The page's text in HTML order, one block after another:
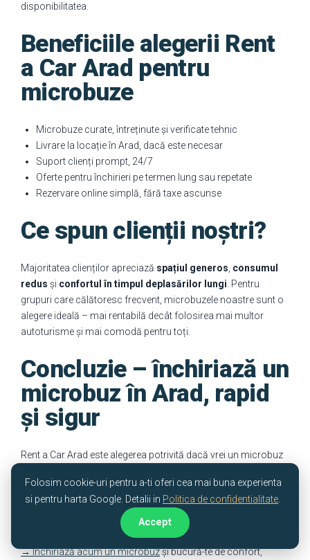
disponibilitatea.
Beneficiile alegerii Rent
a Car Arad pentru
microbuze
Microbuze curate, întreținute și verificate tehnic
Livrare la locație în Arad, dacă este necesar
Suport clienți prompt, 24/7
Oferte pentru închirieri pe termen lung sau repetate
Rezervare online simplă, fără taxe ascunse
Ce spun clienții noștri?
Majoritatea clienților apreciază spațiul generos consumul
redus și confortul în timpul deplasărilor lungi . Pentru
grupuri care călătoresc frecvent, microbuzele noastre sunt o
alegere ideală – mai rentabilă decât folosirea mai multor
autoturisme și mai comodă pentru toți.
Concluzie – închiriază un
microbuz în Arad, rapid
și sigur
Rent a Car Arad este alegerea potrivită dacă vrei un microbuz
rapide și suport real, suntem partenerul tău de încredere în
Arad. Alege mobilitatea fără stres, indiferent dacă organizezi o
excursie sau o deplasare de business.
→ Închiriază acum un microbuzși bucură-te de confort,
Folosim cookie-uri pentru a-ti oferi cea mai buna experienta
si pentru harta Google. Detalii in Politica de confidentialitate
Accept